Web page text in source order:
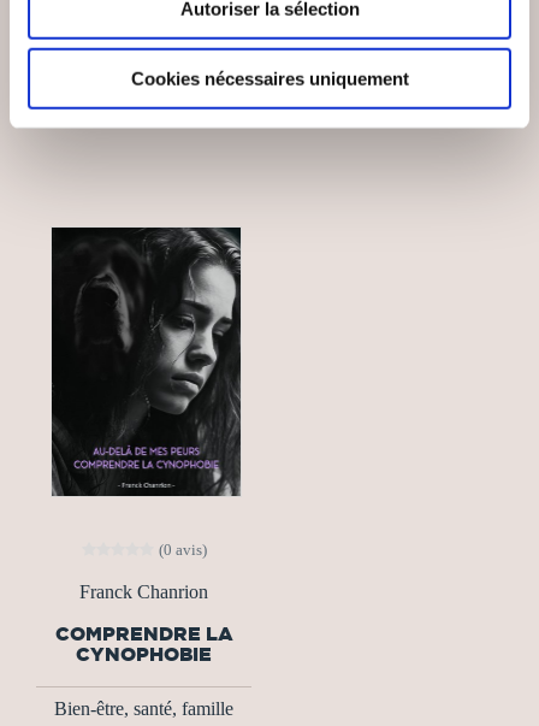
Autoriser la sélection
Cookies nécessaires uniquement
LE MIROIR DE L'ÂME
15€00
SON ARGENT
8€69
(0 avis)
Franck Chanrion
COMPRENDRE LA
CYNOPHOBIE
Bien-être, santé, famille